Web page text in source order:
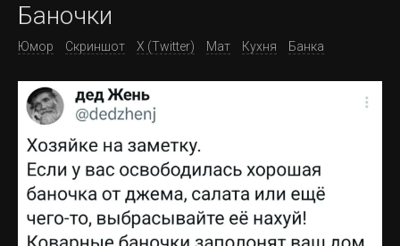
Баночки
Юмор Скриншот X (Twitter) Мат Кухня Банка